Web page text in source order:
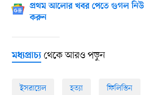
প্রথম আলোর খবর পেতে গুগল
করুন
মধ্যপ্রাচ্যথেকে আরও পড়ুন
ইসরায়েল হত্যা ফিলিস্তিন